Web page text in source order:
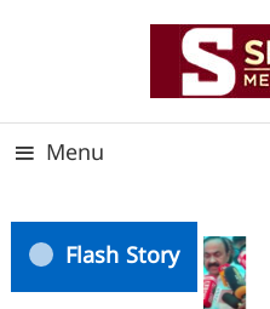
Menu
Flash Story